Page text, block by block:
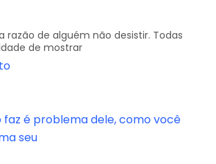
razão de alguém não desistir. Todas
de mostrar